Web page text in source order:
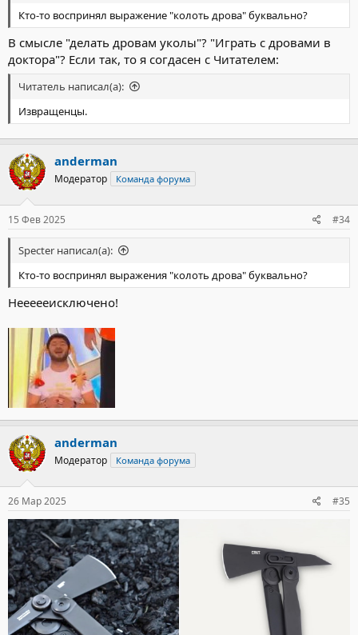
Кто-то воспринял выражение "колоть дрова" буквально?
В смысле "делать дровам уколы"? "Играть с дровами в
доктора"? Если так, то я согдасен с Читателем:
Читатель написал(а):
Извращенцы.
anderman
Модератор Команда форума
15 Фев 2025 #34
Specter написал(а):
Кто-то воспринял выражения "колоть дрова" буквально?
Неееееисключено!
anderman
Модератор Команда форума
26 Мар 2025 #35